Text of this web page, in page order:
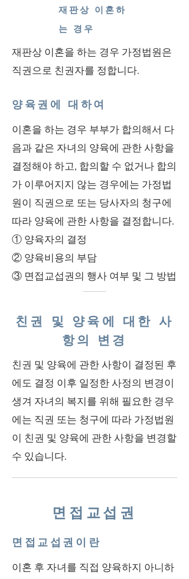
재판상 이혼하
는 경우
재판상 이혼을 하는 경우 가정법원은
직권으로 친권자를 정합니다.
양육권에 대하여
이혼을 하는 경우 부부가 합의해서 다
음과 같은 자녀의 양육에 관한 사항을
결정해야 하고, 합의할 수 없거나 합의
가 이루어지지 않는 경우에는 가정법
원이 직권으로 또는 당사자의 청구에
따라 양육에 관한 사항을 결정합니다.
① 양육자의 결정
② 양육비용의 부담
③ 면접교섭권의 행사 여부 및 그 방법
친권 및 양육에 대한 사
항의 변경
친권 및 양육에 관한 사항이 결정된 후
에도 결정 이후 일정한 사정의 변경이
생겨 자녀의 복지를 위해 필요한 경우
에는 직권 또는 청구에 따라 가정법원
이 친권 및 양육에 관한 사항을 변경할
수 있습니다.
면접교섭권
면접교섭권이란
이혼 후 자녀를 직접 양육하지 아니하